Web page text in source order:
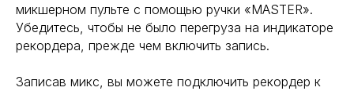
микшерном пульте с помощью ручки «MASTER».
Убедитесь, чтобы не было перегруза на индикаторе
рекордера, прежде чем включить запись.
Записав микс, вы можете подключить рекордер к